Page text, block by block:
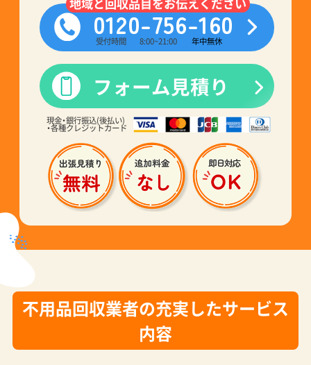
0120-756-160
受付時間 8:00~21:00 年中無休
フォーム見積り
現金・銀行振込(後払い)
・各種クレジットカード
不用品回収業者の充実したサービス
内容